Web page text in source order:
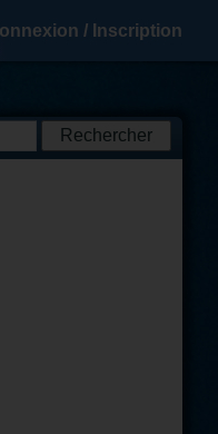
/ Inscription